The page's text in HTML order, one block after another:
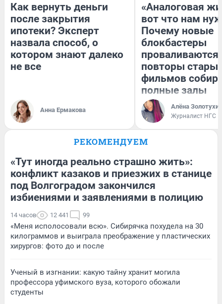
Как вернуть деньги
после закрытия
ипотеки? Эксперт
назвала способ, о
котором знают далеко
не все
Анна Ермакова
«Аналоговая
вот что нам
Почему новые
блокбастеры
повторы
фильмов
полные залы
Алёна
Журналист НГС
РЕКОМЕНДУЕМ
«Тут иногда реально страшно жить»:
конфликт казаков и приезжих в станице
под Волгоградом закончился
избиениями и заявлениями в полицию
14 часов 12 441 99
«Меня исполосовали всю». Сибирячка похудела на 30
килограммов и выиграла преображение у пластических
хирургов: фото до и после
Ученый в изгнании: какую тайну хранит могила
профессора уфимского вуза, которого обожали
студенты